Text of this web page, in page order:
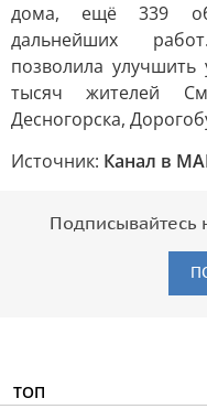
дома, ещё 339
дальнейших
позволила
тысяч жителей
Десногорска,
Источник: Канал в
Подписывайтесь
ТОП